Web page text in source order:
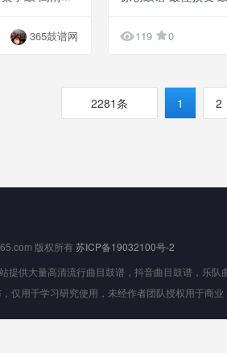
365鼓谱网 119 0
2281条 1 2
版权所有苏ICP备19032100号-2
提供大量高清流行曲目鼓谱，抖音曲目鼓谱，乐
仅用于学习研究使用，未经作者团队授权用于商